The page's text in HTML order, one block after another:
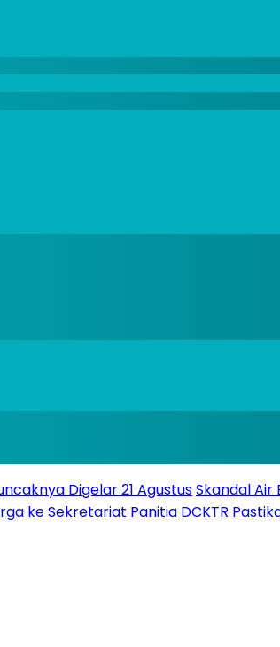
Digelar 21 AgustusSkandal Air
ke Sekretariat Panitia DCKTR